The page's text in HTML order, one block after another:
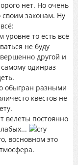
нет. Но очень
законам. Ну
уровне то есть всё
не буду
другой и
одинраз
обыгран разными
квестов не
велеты постоянно
восновном это